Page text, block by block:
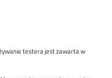
testera jest zawarta w